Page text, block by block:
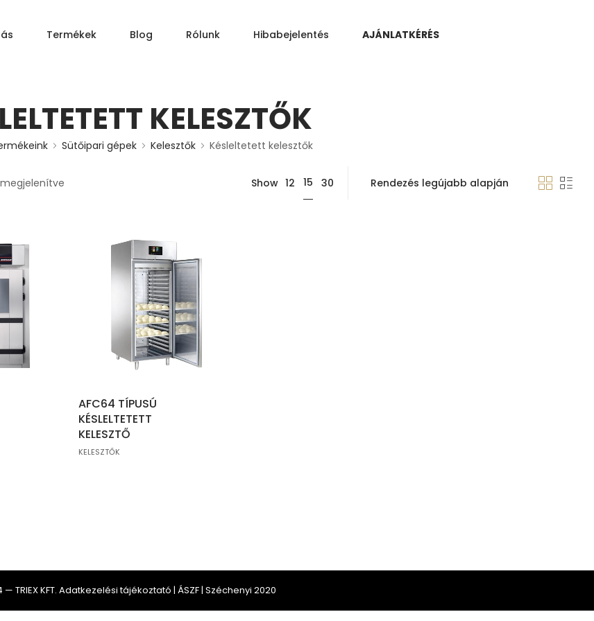
Termékek Blog Rólunk Hibabejelentés AJÁNLATKÉRÉS
KELESZTŐK
Sütőipari gépek Kelesztők Késleltetett kelesztők
Show 12 15 30
AFC64 TÍPUSÚ
KÉSLELTETETT
KELESZTŐ
KELESZTŐK
TRIEX KFT. Adatkezelési tájékoztató | ÁSZF| Széchenyi 2020